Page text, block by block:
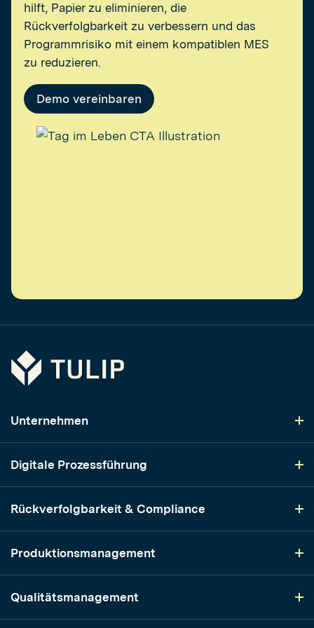
erhalten eine vollständige Rückverfolgbarkeit, ohne sich mit Silos
auseinandersetzen zu müssen. Das ist besonders nützlich, wenn
Sie mehrere Programme, Lieferanten oder Konformitätsstandards
an verschiedenen Standorten verwalten.
hilft, Papier zu eliminieren, die
Rückverfolgbarkeit zu verbessern und das
Programmrisiko mit einem kompatiblen MES
zu reduzieren.
Demo vereinbaren
Tulip
Unternehmen
Digitale Prozessführung
Rückverfolgbarkeit & Compliance
Produktionsmanagement
Qualitätsmanagement